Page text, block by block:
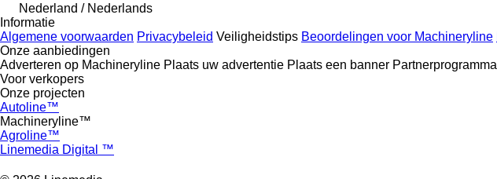
Nederland / Nederlands
Informatie
Algemene voorwaarden Privacybeleid Veiligheidstips Beoordelingen voor Machineryline
Onze aanbiedingen
Adverteren op Machineryline Plaats uw advertentie Plaats een banner Partnerprogramma
Voor verkopers
Onze projecten
Autoline™
Machineryline™
Agroline™
Linemedia Digital ™